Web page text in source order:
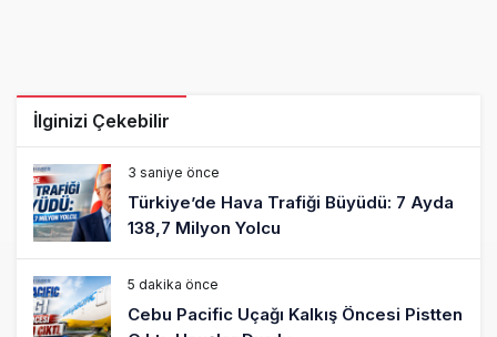
3 saniye önce
Türkiye’de Hava Trafiği Büyüdü: 7 Ayda
138,7 Milyon Yolcu
5 dakika önce
Cebu Pacific Uçağı Kalkış Öncesi Pistten
Çıktı, Uçuşlar Durdu